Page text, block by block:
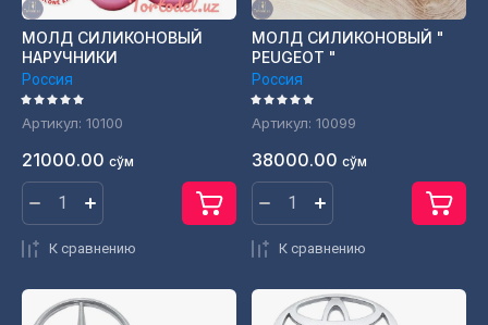
МОЛД СИЛИКОНОВЫЙ
НАРУЧНИКИ
Россия
Артикул: 10100
21000.00 сўм
К сравнению
МОЛД СИЛИКОНОВЫЙ "
PEUGEOT "
Россия
Артикул: 10099
38000.00 сўм
К сравнению